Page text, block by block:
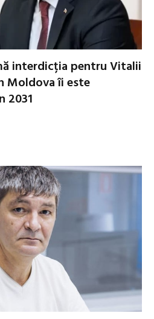
interdicția pentru Vitalii
Moldova îi este
2031